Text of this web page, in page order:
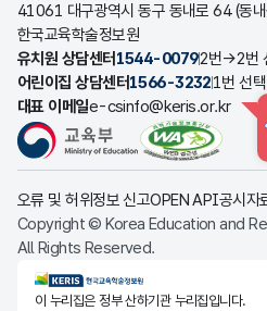
41061 대구광역시 동구 동내로 64 (동
한국교육학술정보원
유치원 상담센터 1544-00792번→2번
어린이집 상담센터1566-32321번 선택
대표 이메일e-csinfo@keris.or.kr
오류 및 허위정보 신고OPEN API공시자
Copyright © Korea Education and
All Rights Reserved.
KERIS한국교육학술정보원
이 누리집은 정부 산하기관 누리집입니다.